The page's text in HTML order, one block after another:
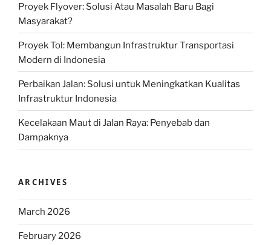
Proyek Flyover: Solusi Atau Masalah Baru Bagi
Masyarakat?
Proyek Tol: Membangun Infrastruktur Transportasi
Modern di Indonesia
Perbaikan Jalan: Solusi untuk Meningkatkan Kualitas
Infrastruktur Indonesia
Kecelakaan Maut di Jalan Raya: Penyebab dan
Dampaknya
ARCHIVES
March 2026
February 2026